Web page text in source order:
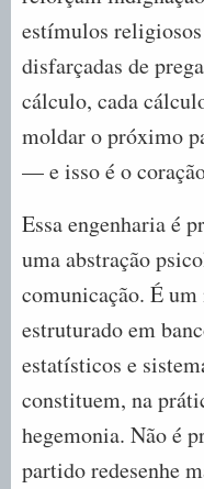
estímulos
disfarçadas de
cálculo, cada
moldar o próximo
— e isso é o
Essa engenharia é
uma abstração
comunicação. É
estruturado em
estatísticos e
constituem, na
hegemonia. Não é
partido redesenhe